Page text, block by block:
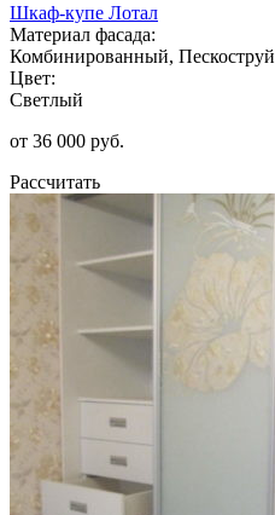
Шкаф-купе Лотал
Материал фасада:
Комбинированный, Пескоструй
Цвет:
Светлый
от 36 000 руб.
Рассчитать